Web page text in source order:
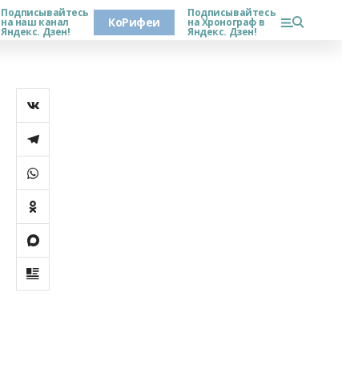
Подписывайтесь
на наш канал
Яндекс. Дзен!
КоРифеи
Подписывайтесь
на Хронограф в
Яндекс. Дзен!